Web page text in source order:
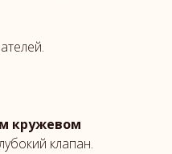
кружевом
клапан.